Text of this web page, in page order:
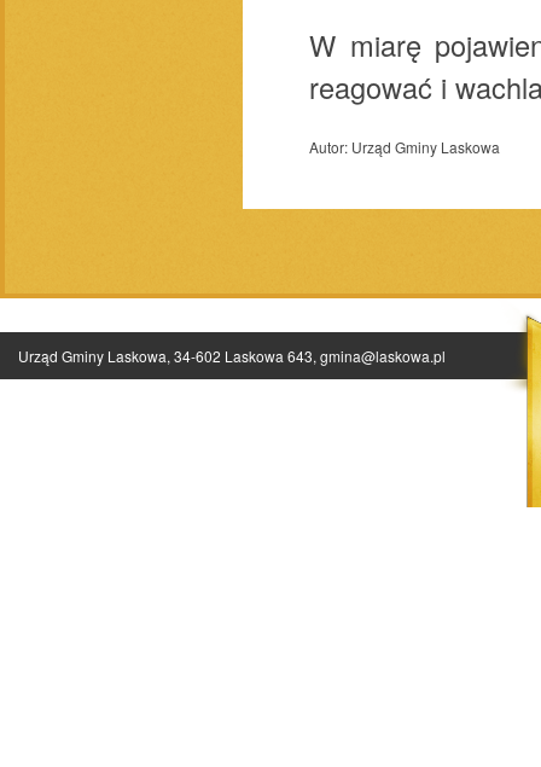
W miarę
reagować i
Autor: Urząd Gminy Laskowa
Urząd Gminy Laskowa, 34-602 Laskowa 643, gmina@laskowa.pl